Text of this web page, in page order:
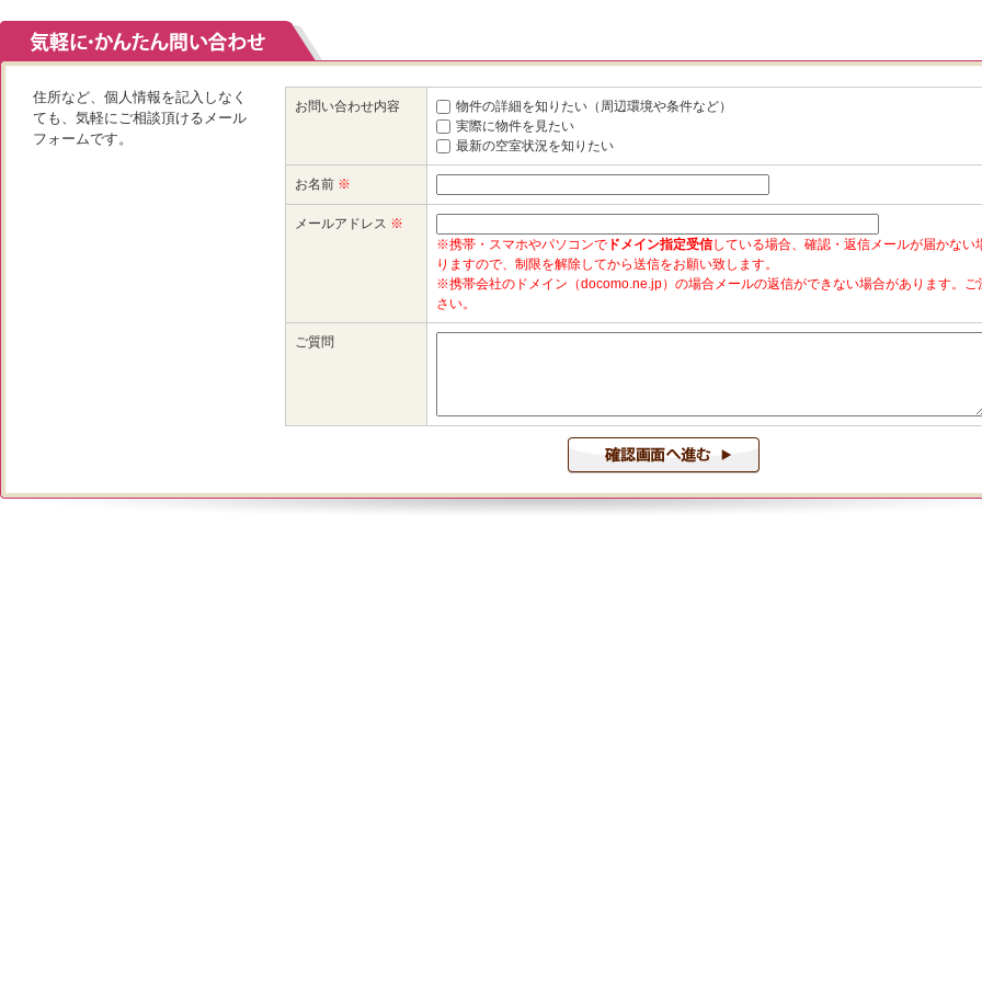
住所など、個人情報を記入しなく
ても、気軽にご相談頂けるメール
フォームです。
お問い合わせ内容
物件の詳細を知りたい（周辺環境や条件など）
実際に物件を見たい
最新の空室状況を知りたい
お名前 ※
メールアドレス ※
※携帯・スマホやパソコンで ドメイン指定受信している場合、確認・返信メールが届かない
りますので、制限を解除してから送信をお願い致します。
※携帯会社のドメイン（docomo.ne.jp）の場合メールの返信ができない場合があります。ご
さい。
ご質問